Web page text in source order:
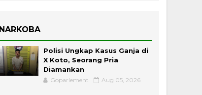
NARKOBA
Polisi Ungkap Kasus Ganja di
X Koto, Seorang Pria
Diamankan
Goparlement Aug 05, 2026